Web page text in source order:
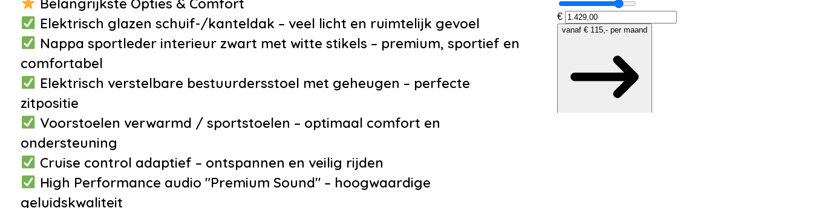
•Buitenspiegels elektrisch
verstel- en verwarmbaar
•Buitenspiegels elektrisch
verstelbaar
•Buitenspiegels met
verlichting
•Buitenspiegels
verwarmbaar
•Bumpers in
carrosseriekleur
•Achterbank in delen
neerklapbaar
•Bagage-afdekhoes
•Binnenspiegel
•Elektrische ramen voor
Belangrijkste Opties & Comfort
Elektrisch glazen schuif-/kanteldak – veel licht en ruimtelijk gevoel
Nappa sportleder interieur zwart met witte stikels – premium, sportief en
comfortabel
Elektrisch verstelbare bestuurdersstoel met geheugen – perfecte
zitpositie
Voorstoelen verwarmd / sportstoelen – optimaal comfort en
ondersteuning
Cruise control adaptief – ontspannen en veilig rijden
High Performance audio "Premium Sound" – hoogwaardige
geluidskwaliteit